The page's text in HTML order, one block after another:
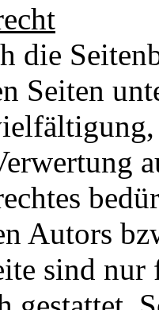
die
Seiten
Autors
sind